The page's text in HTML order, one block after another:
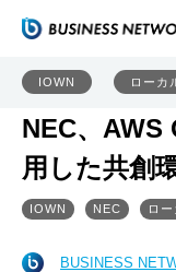
IOWN ローカ
NEC、
用した共創
IOWN NEC ロ
BUSINESS